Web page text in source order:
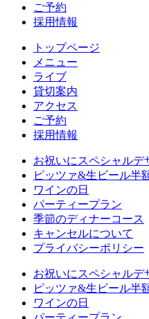
ご予約
採用情報
トップページ
メニュー
ライブ
貸切案内
アクセス
ご予約
採用情報
お祝いにスペシャルデ
ピッツァ&生ビール半
ワインの日
パーティープラン
季節のディナーコース
キャンセルについて
プライバシーポリシー
お祝いにスペシャルデ
ピッツァ&生ビール半
ワインの日